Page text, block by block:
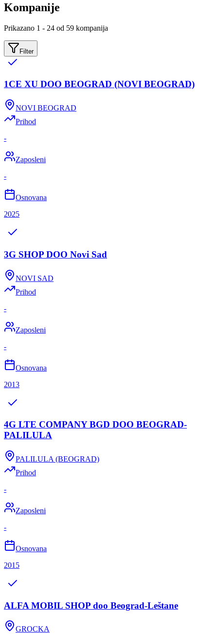
Kompanije
Prikazano 1 - 24 od 59 kompanija
Filter
1CE XU DOO BEOGRAD (NOVI BEOGRAD)
NOVI BEOGRAD
Prihod
-
Zaposleni
-
Osnovana
2025
3G SHOP DOO Novi Sad
NOVI SAD
Prihod
-
Zaposleni
-
Osnovana
2013
4G LTE COMPANY BGD DOO BEOGRAD-
PALILULA
PALILULA (BEOGRAD)
Prihod
-
Zaposleni
-
Osnovana
2015
ALFA MOBIL SHOP doo Beograd-Leštane
GROCKA